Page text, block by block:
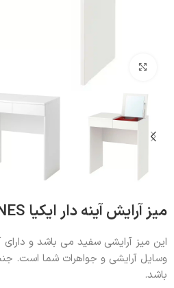
بزرگنمایی تصویر
میز آرایش آینه دار ایکیا BRIMNES
این میز آرایشی سفید می باشد و دارای
وسایل آرایشی و جواهرات شما
باشد.